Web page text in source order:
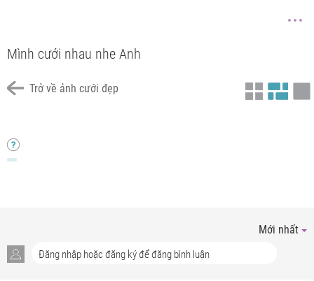
Mình cưới nhau nhe Anh
Trở về ảnh cưới đẹp
Chưa có tiêu đề
Chưa có tiêu đề
Mình cưới nhau nhe Anh
Chưa có tiêu đề
Chưa có tiêu đề
Chưa có tiêu đề
Mới nhất